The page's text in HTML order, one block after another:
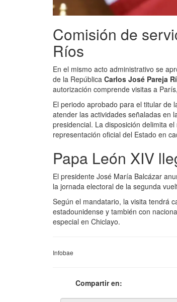
Comisión de
Ríos
En el mismo acto administrativo se
de la República Carlos José Pareja
autorización comprende visitas a
El periodo aprobado para el titular de
atender las actividades señaladas en
presidencial. La disposición delimita
representación oficial del Estado en
Papa León XIV
El presidente José María Balcázar
la jornada electoral de la segunda
Según el mandatario, la visita tendrá
estadounidense y también con
especial en Chiclayo.
Infobae
Compartir en: